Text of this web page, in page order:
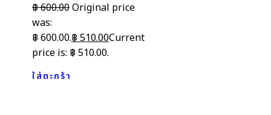
฿600.00Original price
was:
฿ 600.00.฿510.00Current
price is: ฿ 510.00.
ใส่ตะกร้า